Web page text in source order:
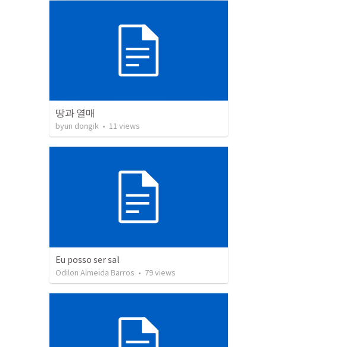
땅과 열매
byun dongik • 11 views
Eu posso ser sal
Odilon Almeida Barros • 79views